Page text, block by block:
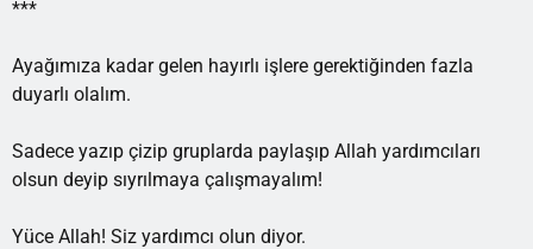
***
Ayağımıza kadar gelen hayırlı işlere gerektiğinden fazla
duyarlı olalım.
Sadece yazıp çizip gruplarda paylaşıp Allah yardımcıları
olsun deyip sıyrılmaya çalışmayalım!
Yüce Allah! Siz yardımcı olun diyor.